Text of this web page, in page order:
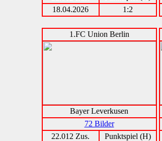
18.04.2026
1:2
1.FC Union Berlin
Bayer Leverkusen
72 Bilder
22.012 Zus.
Punktspiel (H)